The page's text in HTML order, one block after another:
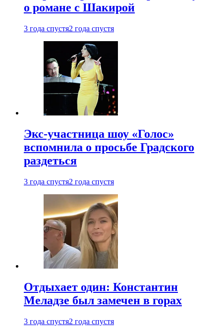
о романе с Шакирой
3 года спустя2 года спустя
Экс-участница шоу «Голос»
вспомнила о просьбе Градского
раздеться
3 года спустя2 года спустя
Отдыхает один: Константин
Меладзе был замечен в горах
3 года спустя2 года спустя